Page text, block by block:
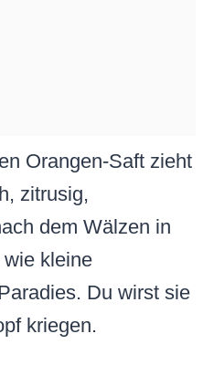
Orangen-Saft zieht
zitrusig,
dem Wälzen in
kleine
Du wirst sie
kriegen.